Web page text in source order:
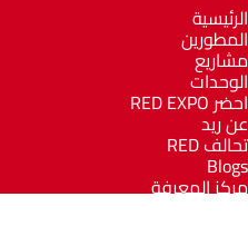
الرئيسية
المطورين
مشاريع
الوحدات
احضر RED EXPO
عن ريد
تحالف RED
Blogs
مركز المعرفة